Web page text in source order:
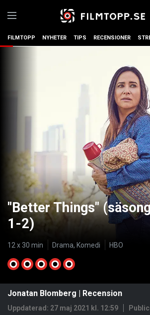
FILMTOPP NYHETER TIPS RECENSIONER
"Better Things"
1-2)
12 x 30 min Drama, Komedi HBO
Jonatan Blomberg | Recension
Uppdaterad: 27 maj 2021 kl. 12:59